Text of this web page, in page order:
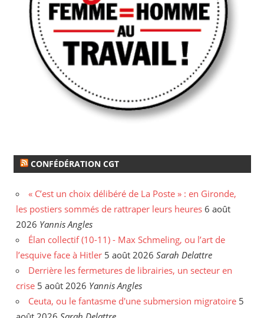
CONFÉDÉRATION CGT
« C’est un choix délibéré de La Poste » : en Gironde,
les postiers sommés de rattraper leurs heures 6 août
2026 Yannis Angles
Élan collectif (10-11) - Max Schmeling, ou l’art de
l’esquive face à Hitler 5 août 2026 Sarah Delattre
Derrière les fermetures de librairies, un secteur en
crise 5 août 2026 Yannis Angles
Ceuta, ou le fantasme d'une submersion migratoire 5